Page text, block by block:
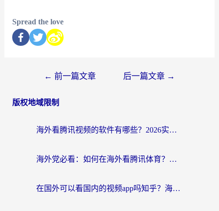
Spread the love
← 前一篇文章 后一篇文章 →
版权地域限制
海外看腾讯视频的软件有哪些？2026实测有效，留学生都在用的回国加速器指南
海外党必看：如何在海外看腾讯体育？解决赛事直播地区限制的终极指南
在国外可以看国内的视频app吗知乎？海外党亲测有效的追剧加速方案